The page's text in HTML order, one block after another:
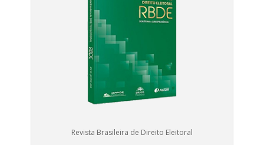
Revista Brasileira de Direito Eleitoral